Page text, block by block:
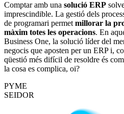
Comptar amb una solució ERP
imprescindible. La gestió dels
de programari permet millorar la
màxim totes les operacions. En
Business One, la solució líder del
negocis que aposten per un ERP i,
qüestió més difícil de resoldre és
la cosa es complica, oi?
PYME
SEIDOR